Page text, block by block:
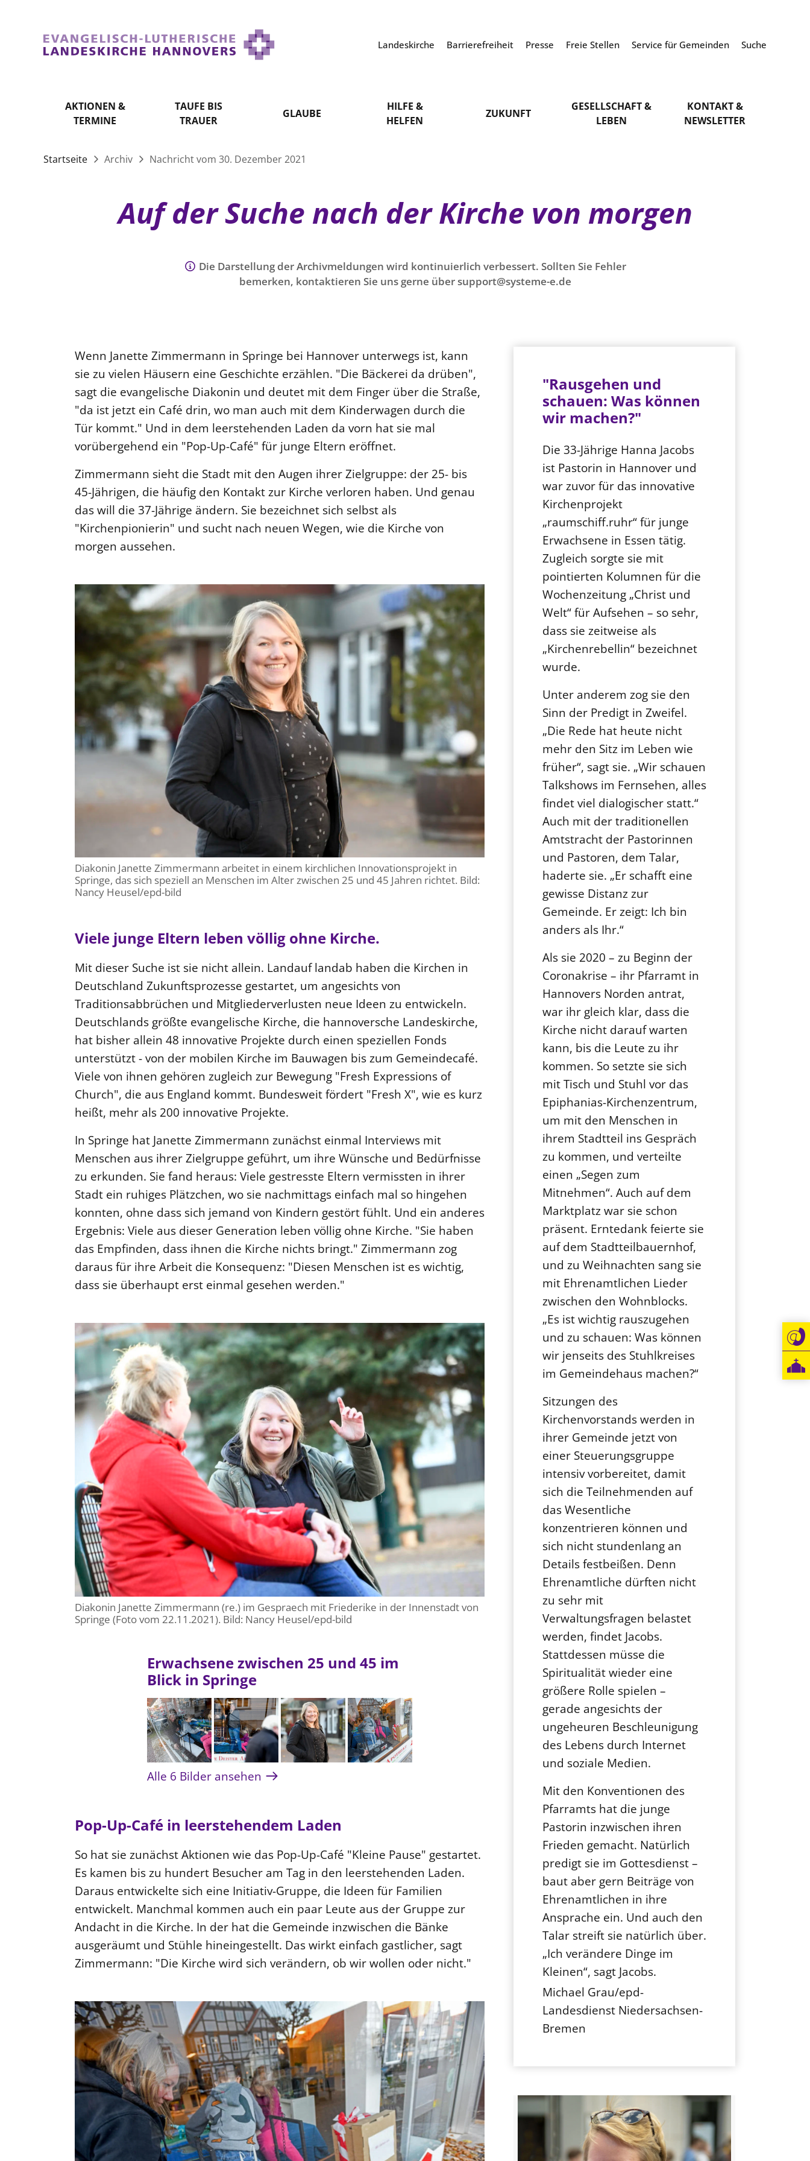
Landeskirche Barrierefreiheit Presse Freie Stellen Service für Gemeinden Suche
AKTIONEN &
TERMINE
TAUFE BIS
TRAUER
GLAUBE
HILFE &
HELFEN
ZUKUNFT
GESELLSCHAFT &
LEBEN
KONTAKT &
NEWSLETTER
Startseite Archiv Nachricht vom 30. Dezember 2021
Auf der Suche nach der Kirche von morgen
Die Darstellung der Archivmeldungen wird kontinuierlich verbessert. Sollten Sie Fehler
bemerken, kontaktieren Sie uns gerne über support@systeme-e.de
Wenn Janette Zimmermann in Springe bei Hannover unterwegs ist, kann
sie zu vielen Häusern eine Geschichte erzählen. "Die Bäckerei da drüben",
sagt die evangelische Diakonin und deutet mit dem Finger über die Straße,
"da ist jetzt ein Café drin, wo man auch mit dem Kinderwagen durch die
Tür kommt." Und in dem leerstehenden Laden da vorn hat sie mal
vorübergehend ein "Pop-Up-Café" für junge Eltern eröffnet.
Zimmermann sieht die Stadt mit den Augen ihrer Zielgruppe: der 25- bis
45-Jährigen, die häufig den Kontakt zur Kirche verloren haben. Und genau
das will die 37-Jährige ändern. Sie bezeichnet sich selbst als
"Kirchenpionierin" und sucht nach neuen Wegen, wie die Kirche von
morgen aussehen.
Diakonin Janette Zimmermann arbeitet in einem kirchlichen Innovationsprojekt in
Springe, das sich speziell an Menschen im Alter zwischen 25 und 45 Jahren richtet. Bild:
Nancy Heusel/epd-bild
Viele junge Eltern leben völlig ohne Kirche.
Mit dieser Suche ist sie nicht allein. Landauf landab haben die Kirchen in
Deutschland Zukunftsprozesse gestartet, um angesichts von
Traditionsabbrüchen und Mitgliederverlusten neue Ideen zu entwickeln.
Deutschlands größte evangelische Kirche, die hannoversche Landeskirche,
hat bisher allein 48 innovative Projekte durch einen speziellen Fonds
unterstützt - von der mobilen Kirche im Bauwagen bis zum Gemeindecafé.
Viele von ihnen gehören zugleich zur Bewegung "Fresh Expressions of
Church", die aus England kommt. Bundesweit fördert "Fresh X", wie es kurz
heißt, mehr als 200 innovative Projekte.
In Springe hat Janette Zimmermann zunächst einmal Interviews mit
Menschen aus ihrer Zielgruppe geführt, um ihre Wünsche und Bedürfnisse
zu erkunden. Sie fand heraus: Viele gestresste Eltern vermissten in ihrer
Stadt ein ruhiges Plätzchen, wo sie nachmittags einfach mal so hingehen
konnten, ohne dass sich jemand von Kindern gestört fühlt. Und ein anderes
Ergebnis: Viele aus dieser Generation leben völlig ohne Kirche. "Sie haben
das Empfinden, dass ihnen die Kirche nichts bringt." Zimmermann zog
daraus für ihre Arbeit die Konsequenz: "Diesen Menschen ist es wichtig,
dass sie überhaupt erst einmal gesehen werden."
Diakonin Janette Zimmermann (re.) im Gespraech mit Friederike in der Innenstadt von
Springe (Foto vom 22.11.2021). Bild: Nancy Heusel/epd-bild
Erwachsene zwischen 25 und 45 im
Blick in Springe
Alle 6 Bilder ansehen
Pop-Up-Café in leerstehendem Laden
So hat sie zunächst Aktionen wie das Pop-Up-Café "Kleine Pause" gestartet.
Es kamen bis zu hundert Besucher am Tag in den leerstehenden Laden.
Daraus entwickelte sich eine Initiativ-Gruppe, die Ideen für Familien
entwickelt. Manchmal kommen auch ein paar Leute aus der Gruppe zur
Andacht in die Kirche. In der hat die Gemeinde inzwischen die Bänke
ausgeräumt und Stühle hineingestellt. Das wirkt einfach gastlicher, sagt
Zimmermann: "Die Kirche wird sich verändern, ob wir wollen oder nicht."
"Rausgehen und
schauen: Was können
wir machen?"
Die 33-Jährige Hanna Jacobs
ist Pastorin in Hannover und
war zuvor für das innovative
Kirchenprojekt
„raumschiff.ruhr“ für junge
Erwachsene in Essen tätig.
Zugleich sorgte sie mit
pointierten Kolumnen für die
Wochenzeitung „Christ und
Welt“ für Aufsehen – so sehr,
dass sie zeitweise als
„Kirchenrebellin“ bezeichnet
wurde.
Unter anderem zog sie den
Sinn der Predigt in Zweifel.
„Die Rede hat heute nicht
mehr den Sitz im Leben wie
früher“, sagt sie. „Wir schauen
Talkshows im Fernsehen, alles
findet viel dialogischer statt.“
Auch mit der traditionellen
Amtstracht der Pastorinnen
und Pastoren, dem Talar,
haderte sie. „Er schafft eine
gewisse Distanz zur
Gemeinde. Er zeigt: Ich bin
anders als Ihr.“
Als sie 2020 – zu Beginn der
Coronakrise – ihr Pfarramt in
Hannovers Norden antrat,
war ihr gleich klar, dass die
Kirche nicht darauf warten
kann, bis die Leute zu ihr
kommen. So setzte sie sich
mit Tisch und Stuhl vor das
Epiphanias-Kirchenzentrum,
um mit den Menschen in
ihrem Stadtteil ins Gespräch
zu kommen, und verteilte
einen „Segen zum
Mitnehmen“. Auch auf dem
Marktplatz war sie schon
präsent. Erntedank feierte sie
auf dem Stadtteilbauernhof,
und zu Weihnachten sang sie
mit Ehrenamtlichen Lieder
zwischen den Wohnblocks.
„Es ist wichtig rauszugehen
und zu schauen: Was können
wir jenseits des Stuhlkreises
im Gemeindehaus machen?“
Sitzungen des
Kirchenvorstands werden in
ihrer Gemeinde jetzt von
einer Steuerungsgruppe
intensiv vorbereitet, damit
sich die Teilnehmenden auf
das Wesentliche
konzentrieren können und
sich nicht stundenlang an
Details festbeißen. Denn
Ehrenamtliche dürften nicht
zu sehr mit
Verwaltungsfragen belastet
werden, findet Jacobs.
Stattdessen müsse die
Spiritualität wieder eine
größere Rolle spielen –
gerade angesichts der
ungeheuren Beschleunigung
des Lebens durch Internet
und soziale Medien.
Mit den Konventionen des
Pfarramts hat die junge
Pastorin inzwischen ihren
Frieden gemacht. Natürlich
predigt sie im Gottesdienst –
baut aber gern Beiträge von
Ehrenamtlichen in ihre
Ansprache ein. Und auch den
Talar streift sie natürlich über.
„Ich verändere Dinge im
Kleinen“, sagt Jacobs.
Michael Grau/epd-
Landesdienst Niedersachsen-
Bremen